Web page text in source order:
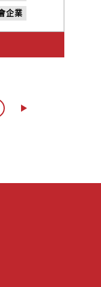
眼的琺
的想像，
認識三峽體
企業
峽